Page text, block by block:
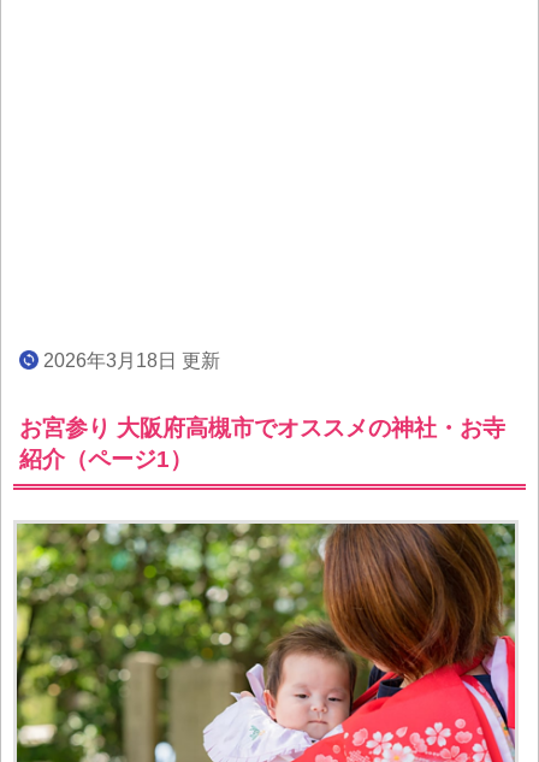
2026年3月18日 更新
お宮参り 大阪府高槻市でオススメの神社・お寺
紹介（ページ1）